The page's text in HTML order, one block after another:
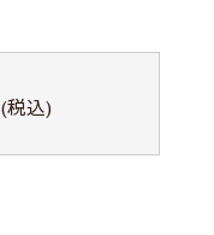
(税込)